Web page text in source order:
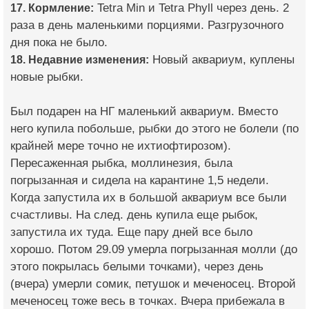
17. Кормление: Tetra Min и Tetra Phyll через день. 2
раза в день маленькими порциями. Разгрузочного
дня пока не было.
18. Недавние изменения: Новый аквариум, куплены
новые рыбки.
Был подарен на НГ маленький аквариум. Вместо
него купила побольше, рыбки до этого не болели (по
крайней мере точно не ихтиофтирозом).
Пересаженная рыбка, моллинезия, была
погрызанная и сидела на карантине 1,5 недели.
Когда запустила их в большой аквариум все были
счастливы. На след. день купила еще рыбок,
запустила их туда. Еще пару дней все было
хорошо. Потом 29.09 умерла погрызанная молли (до
этого покрылась белыми точками), через день
(вчера) умерли сомик, петушок и меченосец. Второй
меченосец тоже весь в точках. Вчера прибежала в